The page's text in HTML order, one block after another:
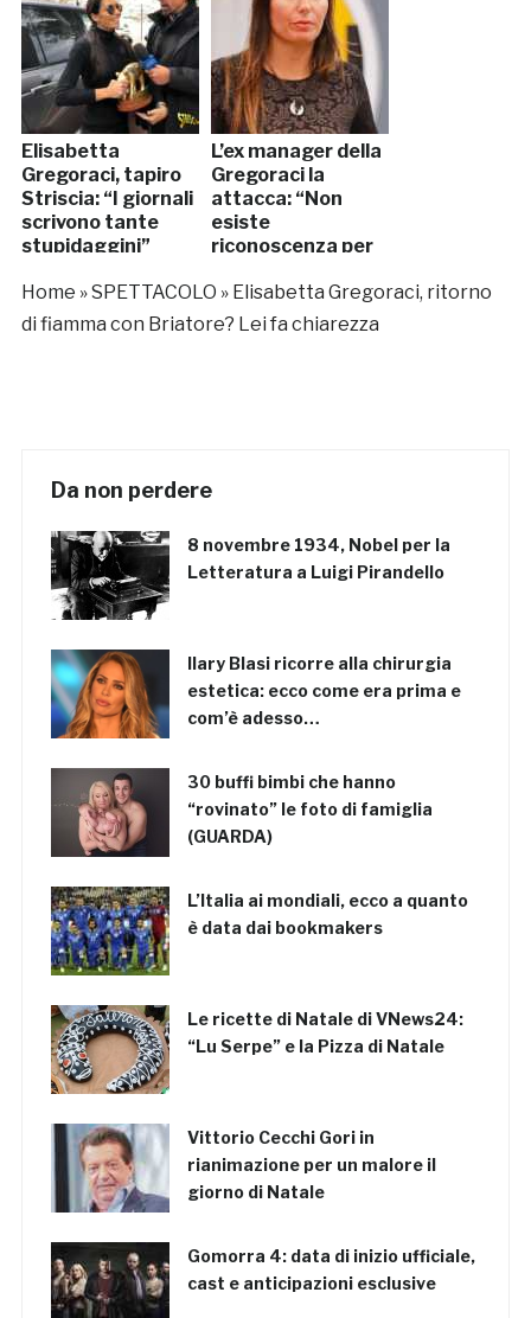
Elisabetta
Gregoraci, tapiro
Striscia: “I giornali
scrivono tante
stupidaggini”
L’ex manager della
Gregoraci la
attacca: “Non
esiste
riconoscenza per
Home »SPETTACOLO » Elisabetta Gregoraci, ritorno
di fiamma con Briatore? Lei fa chiarezza
Da non perdere
8 novembre 1934, Nobel per la
Letteratura a Luigi Pirandello
Ilary Blasi ricorre alla chirurgia
estetica: ecco come era prima e
com’è adesso…
30 buffi bimbi che hanno
“rovinato” le foto di famiglia
(GUARDA)
L’Italia ai mondiali, ecco a quanto
è data dai bookmakers
Le ricette di Natale di VNews24:
“Lu Serpe” e la Pizza di Natale
Vittorio Cecchi Gori in
rianimazione per un malore il
giorno di Natale
Gomorra 4: data di inizio ufficiale,
cast e anticipazioni esclusive